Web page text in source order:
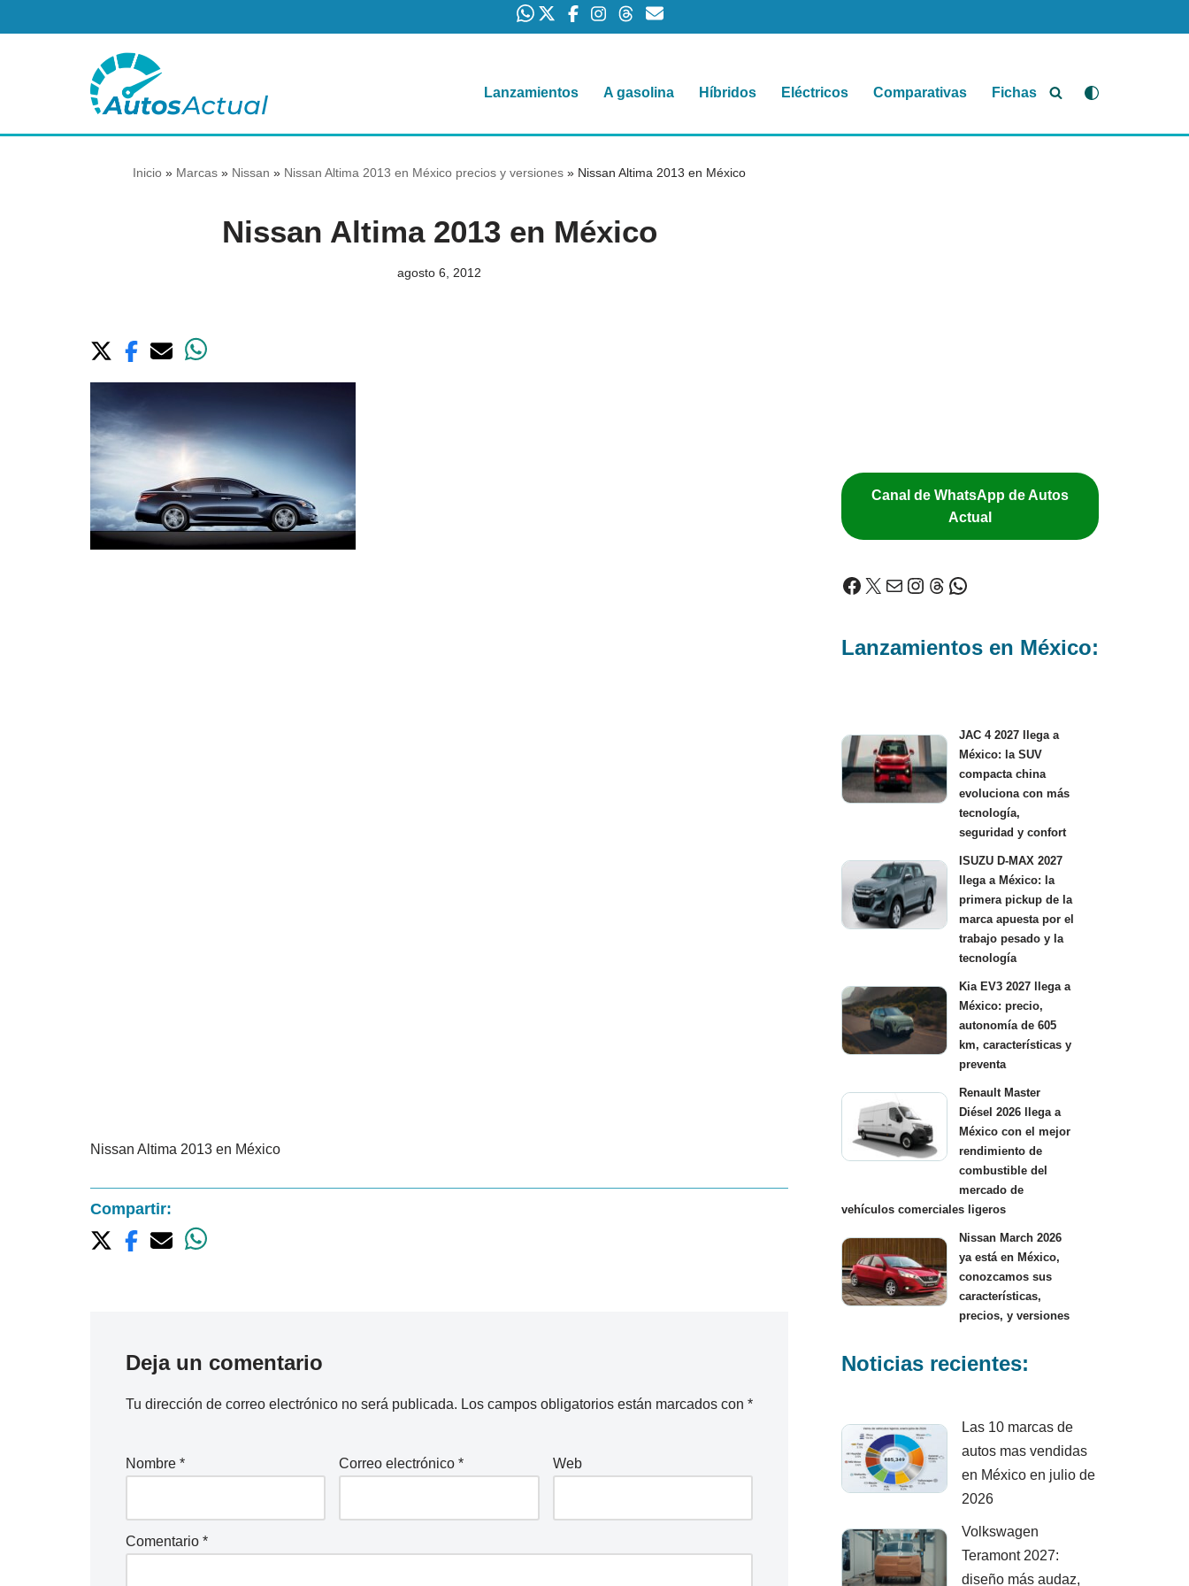
contenido
Lanzamientos A gasolina Híbridos Eléctricos Comparativas Fichas
Inicio » Marcas » Nissan » Nissan Altima 2013 en México precios y versiones » Nissan Altima 2013 en México
Nissan Altima 2013 en México
agosto 6, 2012
Nissan Altima 2013 en México
Compartir:
Deja un comentario
Tu dirección de correo electrónico no será publicada. Los campos obligatorios están marcados con *
Nombre * Correo electrónico* Web
Comentario *
Canal de WhatsApp de Autos
Actual
Lanzamientos en México:
JAC 4 2027 llega a
México: la SUV
compacta china
evoluciona con más
tecnología,
seguridad y confort
ISUZU D-MAX 2027
llega a México: la
primera pickup de la
marca apuesta por el
trabajo pesado y la
tecnología
Kia EV3 2027 llega a
México: precio,
autonomía de 605
km, características y
preventa
Renault Master
Diésel 2026 llega a
México con el mejor
rendimiento de
combustible del
mercado de
vehículos comerciales ligeros
Nissan March 2026
ya está en México,
conozcamos sus
características,
precios, y versiones
Noticias recientes:
Las 10 marcas de
autos mas vendidas
en México en julio de
2026
Volkswagen
Teramont 2027:
diseño más audaz,